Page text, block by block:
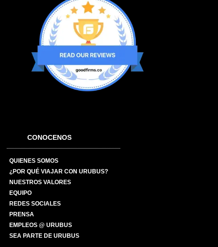
CONOCENOS
QUIENES SOMOS
¿POR QUÉ VIAJAR CON URUBUS?
NUESTROS VALORES
EQUIPO
REDES SOCIALES
PRENSA
EMPLEOS @ URUBUS
SEA PARTE DE URUBUS